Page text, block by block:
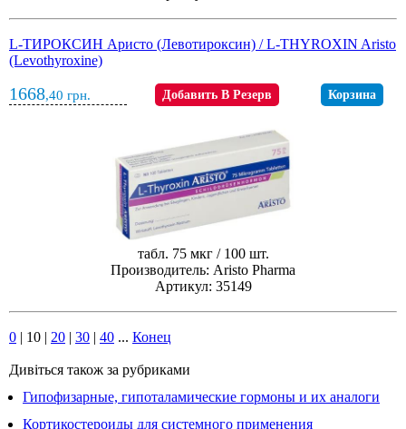
L-ТИРОКСИН Аристо (Левотироксин) / L-THYROXIN Aristo
(Levothyroxine)
1668,40 грн. Добавить В Резерв Корзина
табл. 75 мкг / 100 шт.
Производитель: Aristo Pharma
Артикул: 35149
0 | 10 | 20 | 30 | 40 ... Конец
Дивіться також за рубриками
Гипофизарные, гипоталамические гормоны и их аналоги
Кортикостероиды для системного применения